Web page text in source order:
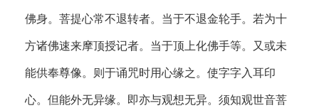
佛身。菩提心常不退转者。当于不退金轮手。若为十
方诸佛速来摩顶授记者。当于顶上化佛手等。又或未
能供奉尊像。则于诵咒时用心缘之。使字字入耳印
心。但能外无异缘。即亦与观想无异。须知观世音菩